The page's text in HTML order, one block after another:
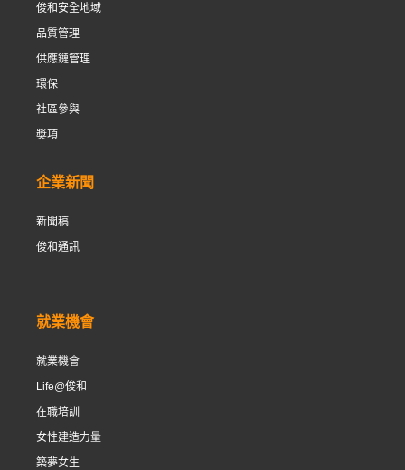
俊和安全地域
品質管理
供應鏈管理
環保
社區參與
奬項
企業新聞
新聞稿
俊和通訊
就業機會
就業機會
Life@俊和
在職培訓
女性建造力量
築夢女生